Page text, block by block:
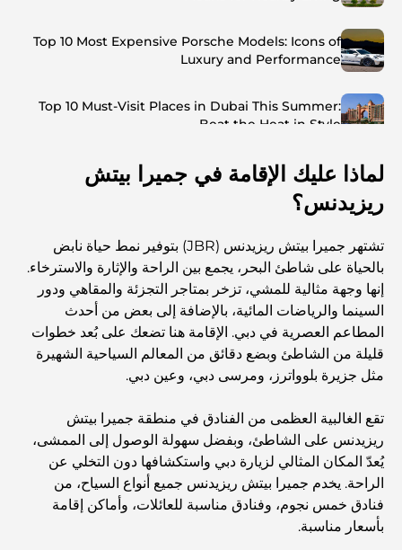
Top 10 Most Expensive Porsche Models: Icons of
Luxury and Performance
Top 10 Must-Visit Places in Dubai This Summer:
Beat the Heat in Style
Top 7 Busiest Airports in the World: Hub of Global
Travel
Abu Dhabi vs Dubai: A Practical Comparison for
Investors and Residents
Best Schools in Downtown Dubai: A Guide for
Families
أشياء يمكنك القيام بها في دبي خلال فصل الصيف: دليلك الأمثل
للتغلب على الحرارة
أفضل الهدايا الفاخرة للرجال: أفكار هدايا مميزة وخالدة
Best Hotels in Business Bay, Dubai: Your Ultimate
Guide
لماذا عليك الإقامة في جميرا بيتش
ريزيدنس؟
تشتهر جميرا بيتش ريزيدنس (JBR) بتوفير نمط حياة نابض
بالحياة على شاطئ البحر، يجمع بين الراحة والإثارة والاسترخاء.
إنها وجهة مثالية للمشي، تزخر بمتاجر التجزئة والمقاهي ودور
السينما والرياضات المائية، بالإضافة إلى بعض من أحدث
المطاعم العصرية في دبي. الإقامة هنا تضعك على بُعد خطوات
قليلة من الشاطئ وبضع دقائق من المعالم السياحية الشهيرة
مثل جزيرة بلوواترز، ومرسى دبي، وعين دبي.
تقع الغالبية العظمى من الفنادق في منطقة جميرا بيتش
ريزيدنس على الشاطئ، وبفضل سهولة الوصول إلى الممشى،
يُعدّ المكان المثالي لزيارة دبي واستكشافها دون التخلي عن
الراحة. يخدم جميرا بيتش ريزيدنس جميع أنواع السياح، من
فنادق خمس نجوم، وفنادق مناسبة للعائلات، وأماكن إقامة
بأسعار مناسبة.